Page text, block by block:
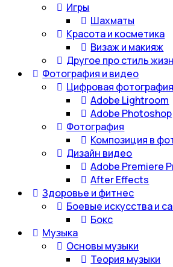
Игры
Шахматы
Красота и косметика
Визаж и макияж
Другое про стиль
Фотография и видео
Цифровая фотография
Adobe Lightroom
Adobe Photoshop
Фотография
Композиция в
Дизайн видео
Adobe Premiere
After Effects
Здоровье и фитнес
Боевые искусства и
Бокс
Музыка
Основы музыки
Теория музыки